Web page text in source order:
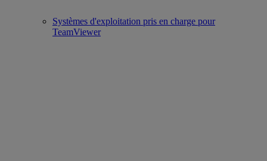
Systèmes d'exploitation pris en charge pour
TeamViewer